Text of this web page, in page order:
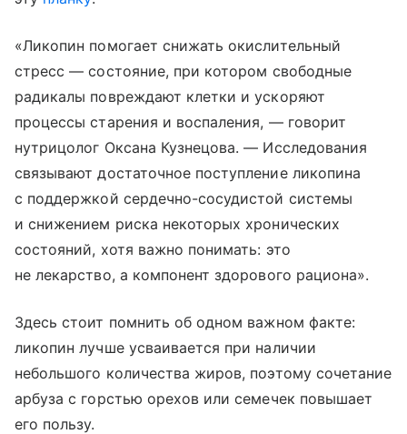
«Ликопин помогает снижать окислительный
стресс — состояние, при котором свободные
радикалы повреждают клетки и ускоряют
процессы старения и воспаления, — говорит
нутрицолог Оксана Кузнецова. — Исследования
связывают достаточное поступление ликопина
с поддержкой сердечно-сосудистой системы
и снижением риска некоторых хронических
состояний, хотя важно понимать: это
не лекарство, а компонент здорового рациона».
Здесь стоит помнить об одном важном факте:
ликопин лучше усваивается при наличии
небольшого количества жиров, поэтому сочетание
арбуза с горстью орехов или семечек повышает
его пользу.